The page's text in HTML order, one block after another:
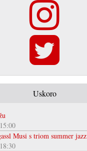
Uskoro
Musi s triom summer jazz